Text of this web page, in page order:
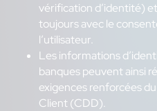
vérification d’identité)
toujours avec le
l’utilisateur.
Les informations
banques peuvent ainsi
exigences renforcées
Client (CDD).